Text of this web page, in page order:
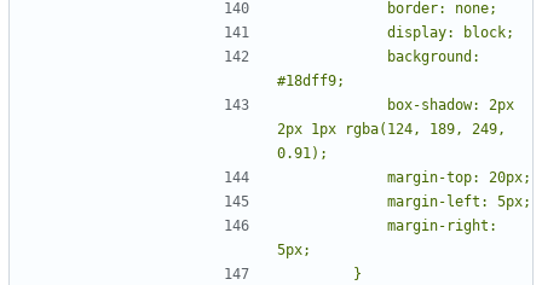
2px 1px rgba(124, 189, 249,